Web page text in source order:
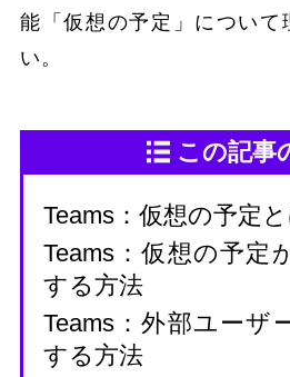
能「仮想の予定」について
い。
この記事
Teams：仮想の予定
Teams：仮想の予定
する方法
Teams：外部ユーザ
する方法